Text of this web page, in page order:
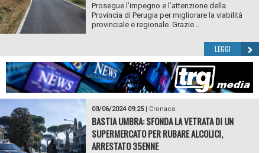
Prosegue l’impegno e l’attenzione della
Provincia di Perugia per migliorare la viabilità
provinciale e regionale. Grazie...
LEGGI
03/06/2024 09:25| Cronaca
BASTIA UMBRA: SFONDA LA VETRATA DI UN
SUPERMERCATO PER RUBARE ALCOLICI,
ARRESTATO 35ENNE